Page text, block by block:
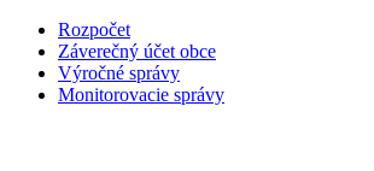
Rozpočet
Záverečný účet obce
Výročné správy
Monitorovacie správy